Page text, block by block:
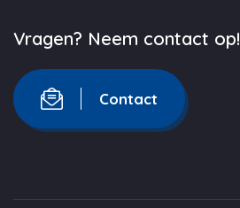
Vragen? Neem contact op!
Contact